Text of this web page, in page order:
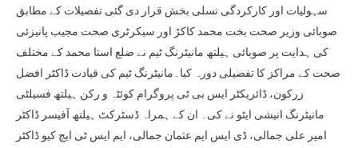
سہولیات اور کارکردگی تسلی بخش قرار دی گئی تفصیلات کے مطابق
صوبائی وزیر صحت بخت محمد کاکڑ اور سیکرٹری صحت مجیب پانیزئی
کی ہدایت پر صوبائی ہیلتھ مانیٹرنگ ٹیم نے ضلع استا محمد کے مختلف
صحت کے مراکز کا تفصیلی دورہ کیا۔مانیٹرنگ ٹیم کی قیادت ڈاکٹر افضل
زرکون، ڈائریکٹر ایس بی ٹی پروگرام کوئٹہ و رکن ہیلتھ فسیلٹی
مانیٹرنگ انیشی ایٹو نے کی۔ ان کے ہمراہ ڈسٹرکٹ ہیلتھ آفیسر ڈاکٹر
امیر علی جمالی، ڈی ایس ایم عثمان جمالی، ایم ایس ٹی ایچ کیو ڈاکٹر